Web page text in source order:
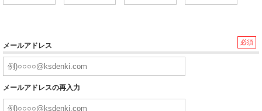
必須
メールアドレス
メールアドレスの再入力